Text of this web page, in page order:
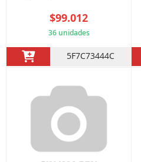
$99.012
36 unidades
5F7C73444C